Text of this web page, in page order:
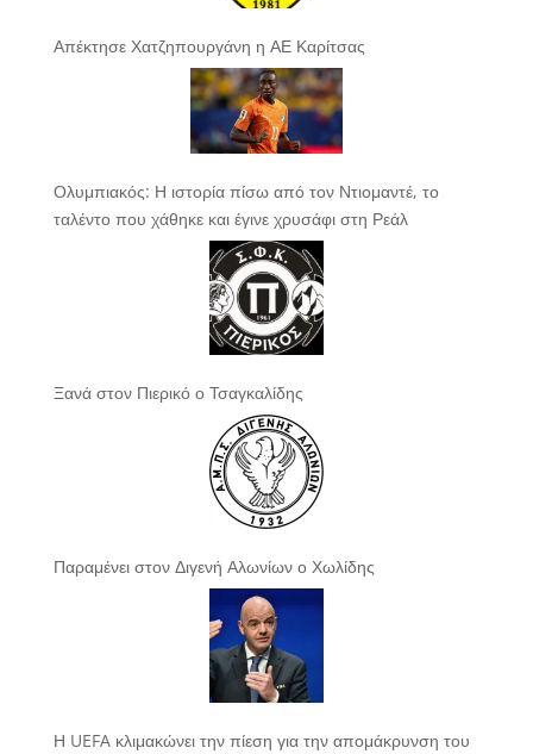
Απέκτησε Χατζηπουργάνη η ΑΕ Καρίτσας
Ολυμπιακός: Η ιστορία πίσω από τον Ντιομαντέ, το
ταλέντο που χάθηκε και έγινε χρυσάφι στη Ρεάλ
Ξανά στον Πιερικό ο Τσαγκαλίδης
Παραμένει στον Διγενή Αλωνίων ο Χωλίδης
Η UEFA κλιμακώνει την πίεση για την απομάκρυνση του